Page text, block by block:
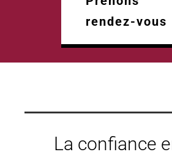
rendez-vous
La confiance